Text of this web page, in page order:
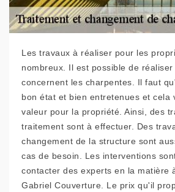
Les travaux à réaliser pour les
nombreux. Il est possible de
concernent les charpentes. Il faut
bon état et bien entretenues et cela
valeur pour la propriété. Ainsi, des
traitement sont à effectuer. Des
changement de la structure sont
cas de besoin. Les interventions
contacter des experts en la matière
Gabriel Couverture. Le prix qu'il